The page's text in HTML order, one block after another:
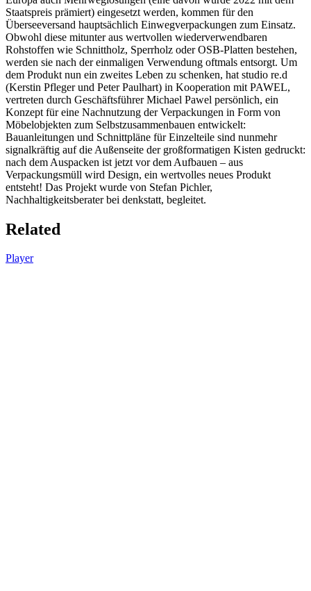
Staatspreis prämiert) eingesetzt werden, kommen für den
Überseeversand hauptsächlich Einwegverpackungen zum Einsatz.
Obwohl diese mitunter aus wertvollen wiederverwendbaren
Rohstoffen wie Schnittholz, Sperrholz oder OSB-Platten bestehen,
werden sie nach der einmaligen Verwendung oftmals entsorgt. Um
dem Produkt nun ein zweites Leben zu schenken, hat studio re.d
(Kerstin Pfleger und Peter Paulhart) in Kooperation mit PAWEL,
vertreten durch Geschäftsführer Michael Pawel persönlich, ein
Konzept für eine Nachnutzung der Verpackungen in Form von
Möbelobjekten zum Selbstzusammenbauen entwickelt:
Bauanleitungen und Schnittpläne für Einzelteile sind nunmehr
signalkräftig auf die Außenseite der großformatigen Kisten gedruckt:
nach dem Auspacken ist jetzt vor dem Aufbauen – aus
Verpackungsmüll wird Design, ein wertvolles neues Produkt
entsteht! Das Projekt wurde von Stefan Pichler,
Nachhaltigkeitsberater bei denkstatt, begleitet.
Related
Player